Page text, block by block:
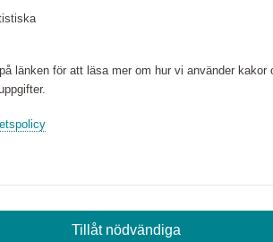
från 1940-talet av Marianne
hela tallriken gör att den står i full blom.
serveringsfat.
länken för att läsa mer om hur vi använder
Tillåt nödvändiga